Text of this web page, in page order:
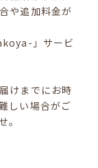
や追加料金が
」サービ
けまでにお時
しい場合がご
。